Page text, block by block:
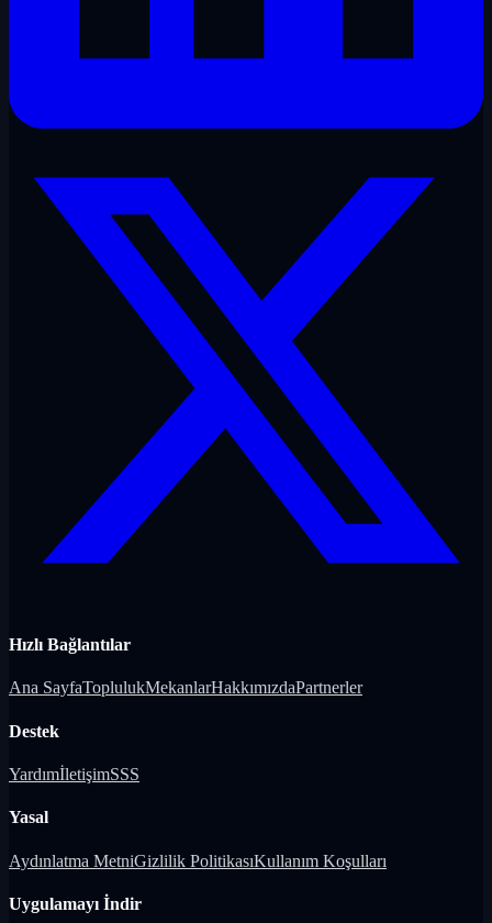
Hızlı Bağlantılar
Ana SayfaToplulukMekanlarHakkımızdaPartnerler
Destek
YardımİletişimSSS
Yasal
Aydınlatma MetniGizlilik PolitikasıKullanım Koşulları
Uygulamayı İndir